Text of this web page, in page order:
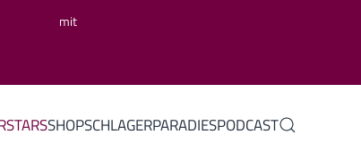
mit
SHOPSCHLAGERPARADIESPODCAST